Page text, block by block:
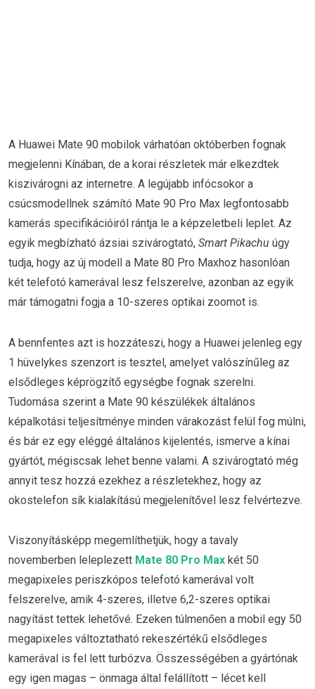
A Huawei Mate 90 mobilok várhatóan októberben fognak
megjelenni Kínában, de a korai részletek már elkezdtek
kiszivárogni az internetre. A legújabb infócsokor a
csúcsmodellnek számító Mate 90 Pro Max legfontosabb
kamerás specifikációiról rántja le a képzeletbeli leplet. Az
egyik megbízható ázsiai szivárogtató, Smart Pikachu úgy
tudja, hogy az új modell a Mate 80 Pro Maxhoz hasonlóan
két telefotó kamerával lesz felszerelve, azonban az egyik
már támogatni fogja a 10-szeres optikai zoomot is.
A bennfentes azt is hozzáteszi, hogy a Huawei jelenleg egy
1 hüvelykes szenzort is tesztel, amelyet valószínűleg az
elsődleges képrögzítő egységbe fognak szerelni.
Tudomása szerint a Mate 90 készülékek általános
képalkotási teljesítménye minden várakozást felül fog múlni,
és bár ez egy eléggé általános kijelentés, ismerve a kínai
gyártót, mégiscsak lehet benne valami. A szivárogtató még
annyit tesz hozzá ezekhez a részletekhez, hogy az
okostelefon sík kialakítású megjelenítővel lesz felvértezve.
Viszonyításképp megemlíthetjük, hogy a tavaly
novemberben leleplezett Mate 80 Pro Max két 50
megapixeles periszkópos telefotó kamerával volt
felszerelve, amik 4-szeres, illetve 6,2-szeres optikai
nagyítást tettek lehetővé. Ezeken túlmenően a mobil egy 50
megapixeles változtatható rekeszértékű elsődleges
kamerával is fel lett turbózva. Összességében a gyártónak
egy igen magas – önmaga által felállított – lécet kell